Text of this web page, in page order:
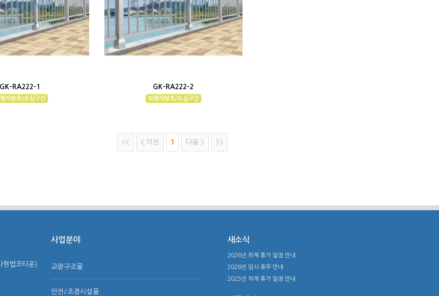
GK-RA222-1
자방호/도심구간
GK-RA222-2
보행자방호/도심구간
<< < 이전 1 다음 > >>
법조타운)
사업분야
교량구조물
안전/조경시설물
새소식
2026년 하계 휴가 일정 안내
2026년 임시 휴무 안내
2025년 하계 휴가 일정 안내